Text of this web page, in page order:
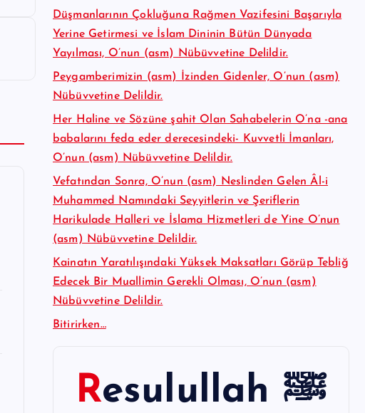
Düşmanlarının Çokluğuna Rağmen Vazifesini Başarıyla
Yerine Getirmesi ve İslam Dininin Bütün Dünyada
Yayılması, O’nun (asm) Nübüvvetine Delildir.
Peygamberimizin (asm) İzinden Gidenler, O’nun (asm)
Nübüvvetine Delildir.
Her Haline ve Sözüne şahit Olan Sahabelerin O’na -ana
babalarını feda eder derecesindeki- Kuvvetli İmanları,
O’nun (asm) Nübüvvetine Delildir.
Vefatından Sonra, O’nun (asm) Neslinden Gelen Âl-i
Muhammed Namındaki Seyyitlerin ve Şeriflerin
Harikulade Halleri ve İslama Hizmetleri de Yine O’nun
(asm) Nübüvvetine Delildir.
Kainatın Yaratılışındaki Yüksek Maksatları Görüp Tebliğ
Edecek Bir Muallimin Gerekli Olması, O’nun (asm)
Nübüvvetine Delildir.
Bitirirken…
Resulullah ﷺ